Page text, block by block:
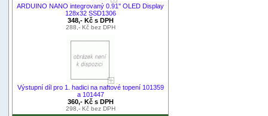
ARDUINO NANO integrovaný 0.91'' OLED Display
128x32 SSD1306
348,- Kč s DPH
288,- Kč bez DPH
Výstupní díl pro 1. hadici na naftové topení 101359
a 101447
360,- Kč s DPH
298,- Kč bez DPH